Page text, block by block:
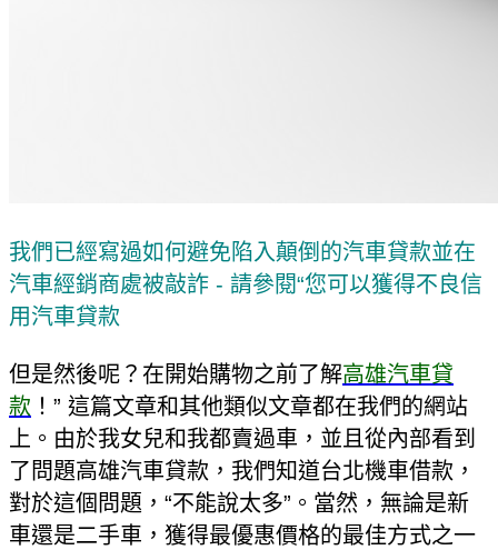
我們已經寫過如何避免陷入顛倒的汽車貸款並在
汽車經銷商處被敲詐 - 請參閱“您可以獲得不良信
用汽車貸款
但是然後呢？在開始購物之前了解高雄汽車貸
款 ！” 這篇文章和其他類似文章都在我們的網站
上。由於我女兒和我都賣過車，並且從內部看到
了問題高雄汽車貸款，我們知道台北機車借款，
對於這個問題，“不能說太多”。當然，無論是新
車還是二手車，獲得最優惠價格的最佳方式之一